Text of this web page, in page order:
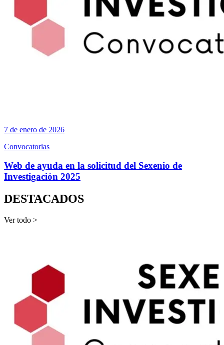
7 de enero de 2026
Convocatorias
Web de ayuda en la solicitud del Sexenio de
Investigación 2025
DESTACADOS
Ver todo >